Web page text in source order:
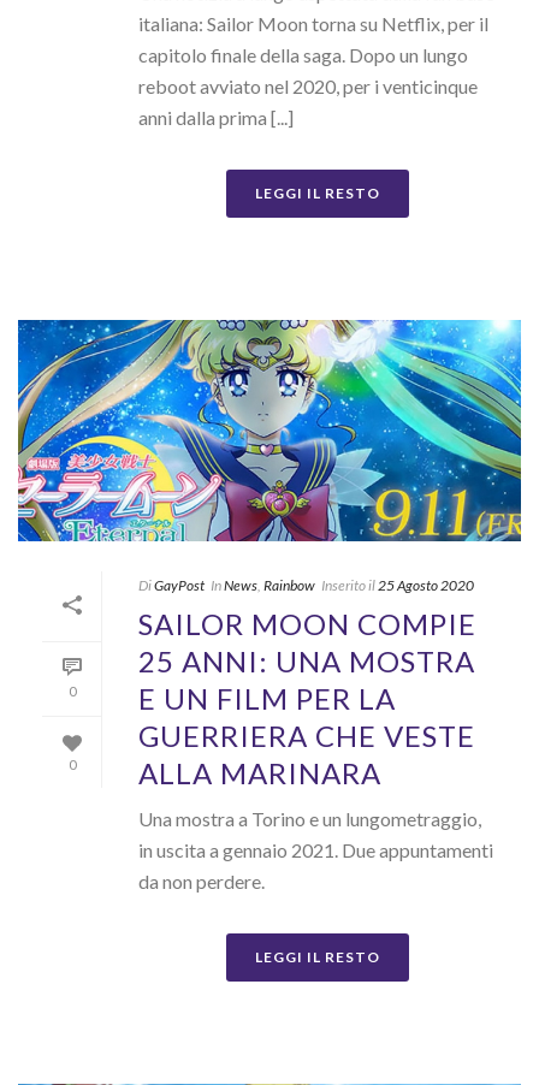
italiana: Sailor Moon torna su Netflix, per il
capitolo finale della saga. Dopo un lungo
reboot avviato nel 2020, per i venticinque
anni dalla prima [...]
LEGGI IL RESTO
0
0
DiGayPost InNews, Rainbow Inserito il25 Agosto 2020
SAILOR MOON COMPIE
25 ANNI: UNA MOSTRA
E UN FILM PER LA
GUERRIERA CHE VESTE
ALLA MARINARA
Una mostra a Torino e un lungometraggio,
in uscita a gennaio 2021. Due appuntamenti
da non perdere.
LEGGI IL RESTO